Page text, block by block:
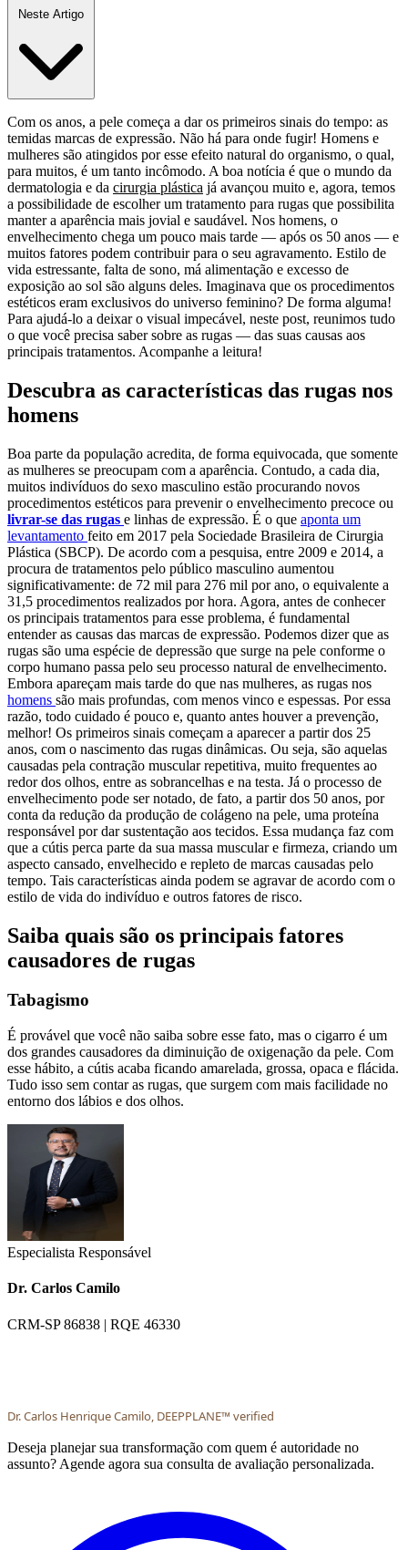
Neste Artigo
Com os anos, a pele começa a dar os primeiros sinais do tempo: as
temidas marcas de expressão. Não há para onde fugir! Homens e
mulheres são atingidos por esse efeito natural do organismo, o qual,
para muitos, é um tanto incômodo. A boa notícia é que o mundo da
dermatologia e da cirurgia plástica já avançou muito e, agora, temos
a possibilidade de escolher um tratamento para rugas que possibilita
manter a aparência mais jovial e saudável. Nos homens, o
envelhecimento chega um pouco mais tarde — após os 50 anos — e
muitos fatores podem contribuir para o seu agravamento. Estilo de
vida estressante, falta de sono, má alimentação e excesso de
exposição ao sol são alguns deles. Imaginava que os procedimentos
estéticos eram exclusivos do universo feminino? De forma alguma!
Para ajudá-lo a deixar o visual impecável, neste post, reunimos tudo
o que você precisa saber sobre as rugas — das suas causas aos
principais tratamentos. Acompanhe a leitura!
Descubra as características das rugas nos
homens
Boa parte da população acredita, de forma equivocada, que somente
as mulheres se preocupam com a aparência. Contudo, a cada dia,
muitos indivíduos do sexo masculino estão procurando novos
procedimentos estéticos para prevenir o envelhecimento precoce ou
livrar-se das rugas e linhas de expressão. É o que aponta um
levantamento feito em 2017 pela Sociedade Brasileira de Cirurgia
Plástica (SBCP). De acordo com a pesquisa, entre 2009 e 2014, a
procura de tratamentos pelo público masculino aumentou
significativamente: de 72 mil para 276 mil por ano, o equivalente a
31,5 procedimentos realizados por hora. Agora, antes de conhecer
os principais tratamentos para esse problema, é fundamental
entender as causas das marcas de expressão. Podemos dizer que as
rugas são uma espécie de depressão que surge na pele conforme o
corpo humano passa pelo seu processo natural de envelhecimento.
Embora apareçam mais tarde do que nas mulheres, as rugas nos
homens são mais profundas, com menos vinco e espessas. Por essa
razão, todo cuidado é pouco e, quanto antes houver a prevenção,
melhor! Os primeiros sinais começam a aparecer a partir dos 25
anos, com o nascimento das rugas dinâmicas. Ou seja, são aquelas
causadas pela contração muscular repetitiva, muito frequentes ao
redor dos olhos, entre as sobrancelhas e na testa. Já o processo de
envelhecimento pode ser notado, de fato, a partir dos 50 anos, por
conta da redução da produção de colágeno na pele, uma proteína
responsável por dar sustentação aos tecidos. Essa mudança faz com
que a cútis perca parte da sua massa muscular e firmeza, criando um
aspecto cansado, envelhecido e repleto de marcas causadas pelo
tempo. Tais características ainda podem se agravar de acordo com o
estilo de vida do indivíduo e outros fatores de risco.
Saiba quais são os principais fatores
causadores de rugas
Tabagismo
É provável que você não saiba sobre esse fato, mas o cigarro é um
dos grandes causadores da diminuição de oxigenação da pele. Com
esse hábito, a cútis acaba ficando amarelada, grossa, opaca e flácida.
Tudo isso sem contar as rugas, que surgem com mais facilidade no
entorno dos lábios e dos olhos.
Especialista Responsável
Dr. Carlos Camilo
CRM-SP 86838 | RQE 46330
Dr. Carlos Henrique Camilo, DEEPPLANE™ verified
Deseja planejar sua transformação com quem é autoridade no
assunto? Agende agora sua consulta de avaliação personalizada.